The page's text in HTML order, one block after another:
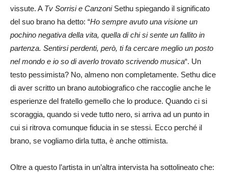
vissute. A Tv Sorrisi e CanzoniSethu spiegando il significato
del suo brano ha detto: “Ho sempre avuto una visione un
pochino negativa della vita, quella di chi si sente un fallito in
partenza. Sentirsi perdenti, però, ti fa cercare meglio un posto
nel mondo e io so di averlo trovato scrivendo musica“. Un
testo pessimista? No, almeno non completamente. Sethu dice
di aver scritto un brano autobiografico che raccoglie anche le
esperienze del fratello gemello che lo produce. Quando ci si
scoraggia, quando si vede tutto nero, si arriva ad un punto in
cui si ritrova comunque fiducia in se stessi. Ecco perché il
brano, se vogliamo dirla tutta, è anche ottimista.
Oltre a questo l’artista in un’altra intervista ha sottolineato che: